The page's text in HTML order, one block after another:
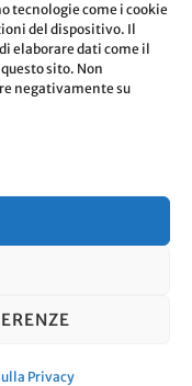
tecnologie come i cookie
del dispositivo. Il
elaborare dati come il
sito. Non
negativamente su
Privacy
0 Commenti
da
WordPress